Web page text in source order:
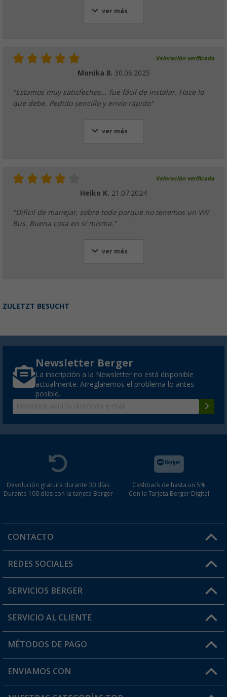
ver más
Valoración verificada
Monika B. 30.06.2025
"Estamos muy satisfechos... fue fácil de instalar. Hace lo
que debe. Pedido sencillo y envío rápido"
ver más
Valoración verificada
Heiko K. 21.07.2024
"Difícil de manejar, sobre todo porque no tenemos un VW
Bus. Buena cosa en sí misma."
ver más
ZULETZT BESUCHT
Newsletter Berger
La inscripción a la Newsletter no está disponible
actualmente. Arreglaremos el problema lo antes
posible.
Devolución gratuita durante 30 días
Durante 100 días con la tarjeta Berger
Cashback de hasta un 5%
Con la Tarjeta Berger Digital
CONTACTO
Horario de atención al cliente:
¿Tienes alguna duda?
REDES SOCIALES
SERVICIOS BERGER
Conviértete en distribuidor
Mi cuenta
Tarjeta Berger Digital
SERVICIO AL CLIENTE
FAQ y Contacto
Información de envío
MÉTODOS DE PAGO
ENVIAMOS CON